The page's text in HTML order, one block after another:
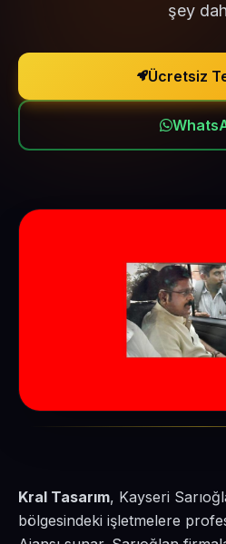
şey
Ücretsiz
Kral Tasarım, Kayseri
bölgesindeki işletmelere